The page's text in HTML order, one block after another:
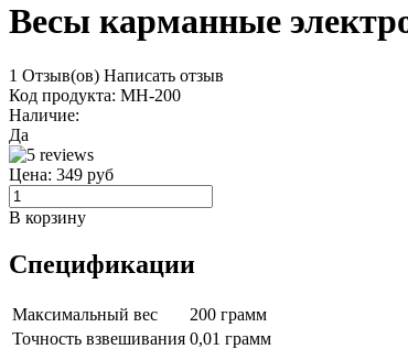
Весы карманные
1 Отзыв(ов) Написать отзыв
Код продукта: MH-200
Наличие:
Да
Цена: 349 руб
В корзину
Спецификации
Максимальный вес
200 грамм
Точность взвешивания 0,01 грамм